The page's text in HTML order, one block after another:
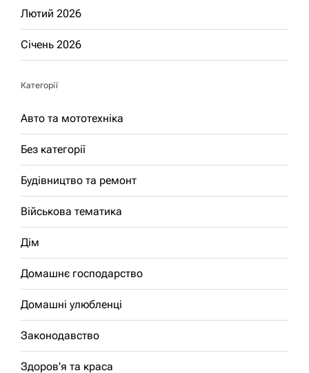
Лютий 2026
Січень 2026
Категорії
Авто та мототехніка
Без категорії
Будівництво та ремонт
Військова тематика
Дім
Домашнє господарство
Домашні улюбленці
Законодавство
Здоров'я та краса